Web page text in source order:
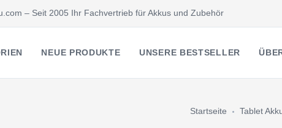
– Seit 2005 Ihr Fachvertrieb für Akkus und Zubehör
NEUE PRODUKTE UNSERE BESTSELLER
Startseite Tablet